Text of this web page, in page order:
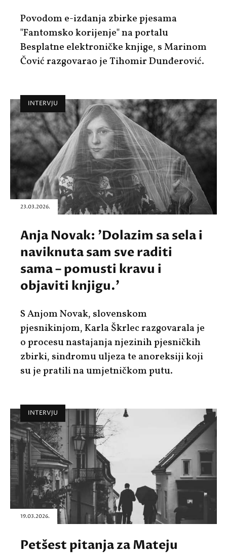
Povodom e-izdanja zbirke pjesama
"Fantomsko korijenje" na portalu
Besplatne elektroničke knjige, s Marinom
Čović razgovarao je Tihomir Dunđerović.
INTERVJU
23.03.2026.
Anja Novak: 'Dolazim sa sela i
naviknuta sam sve raditi
sama – pomusti kravu i
objaviti knjigu.'
S Anjom Novak, slovenskom
pjesnikinjom, Karla Škrlec razgovarala je
o procesu nastajanja njezinih pjesničkih
zbirki, sindromu uljeza te anoreksiji koji
su je pratili na umjetničkom putu.
INTERVJU
19.03.2026.
Petšest pitanja za Mateju